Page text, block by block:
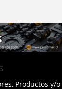
Productos y/o